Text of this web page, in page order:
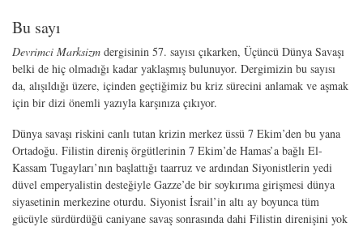
Bu sayı
Devrimci Marksizm dergisinin 57. sayısı çıkarken, Üçüncü Dünya Savaşı
belki de hiç olmadığı kadar yaklaşmış bulunuyor. Dergimizin bu sayısı
da, alışıldığı üzere, içinden geçtiğimiz bu kriz sürecini anlamak ve aşmak
için bir dizi önemli yazıyla karşınıza çıkıyor.
Dünya savaşı riskini canlı tutan krizin merkez üssü 7 Ekim’den bu yana
Ortadoğu. Filistin direniş örgütlerinin 7 Ekim’de Hamas’a bağlı El-
Kassam Tugayları’nın başlattığı taarruz ve ardından Siyonistlerin yedi
düvel emperyalistin desteğiyle Gazze’de bir soykırıma girişmesi dünya
siyasetinin merkezine oturdu. Siyonist İsrail’in altı ay boyunca tüm
gücüyle sürdürdüğü caniyane savaş sonrasında dahi Filistin direnişini yok